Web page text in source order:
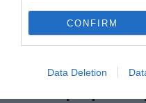
CONFIRM
Data Deletion
MEDIA
κανάλι πηγαίνει